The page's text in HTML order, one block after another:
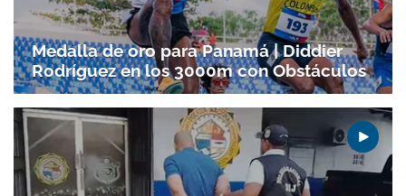
Medalla de oro para Panamá | Diddier
Rodríguez en los 3000m con Obstáculos